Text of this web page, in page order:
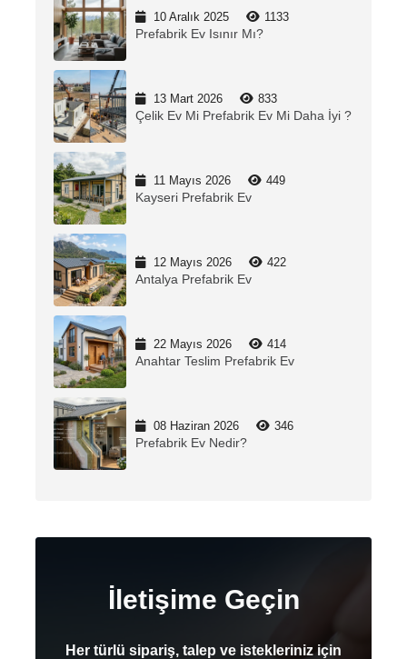
10 Aralık 2025 1133
Prefabrik Ev Isınır Mı?
13 Mart 2026 833
Çelik Ev Mi Prefabrik Ev Mi Daha İyi ?
11 Mayıs 2026 449
Kayseri Prefabrik Ev
12 Mayıs 2026 422
Antalya Prefabrik Ev
22 Mayıs 2026 414
Anahtar Teslim Prefabrik Ev
08 Haziran 2026 346
Prefabrik Ev Nedir?
İletişime Geçin
Her türlü sipariş, talep ve istekleriniz için